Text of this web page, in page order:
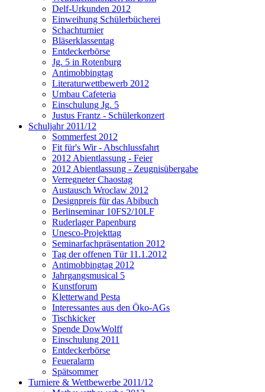
Delf-Urkunden 2012
Einweihung Schülerbücherei
Schachturnier
Bläserklassentag
Entdeckerbörse
Jg. 5 in Rotenburg
Antimobbingtag
Literaturwettbewerb 2012
Umbau Cafeteria
Einschulung Jg. 5
Justus Frantz - Schülerkonzert
Schuljahr 2011/12
Sommerfest 2012
Fit für's Wir - Abschlussfahrt
2012 Abientlassung - Feier
2012 Abientlassung - Zeugnisübergabe
Verregneter Chaostag
Austausch Wroclaw 2012
Designpreis für das Abibuch
Berlinseminar 10FS2/10LF
Ruderlager Papenburg
Unesco-Projekttag
Seminarfachpräsentation 2012
Tag der offenen Tür 11.1.2012
Antimobbingtag 2012
Jahrgangsmusical 5
Kunstforum
Kletterwand Pesta
Interessantes aus den Öko-AGs
Tischkicker
Spende DowWolff
Einschulung 2011
Entdeckerbörse
Feueralarm
Spätsommer
Turniere & Wettbewerbe 2011/12